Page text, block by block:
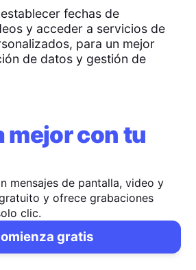
fechas de
y acceder a servicios de
para un mejor
de datos y gestión de
mejor con tu
mensajes de pantalla, video y
y ofrece grabaciones
clic.
gratis